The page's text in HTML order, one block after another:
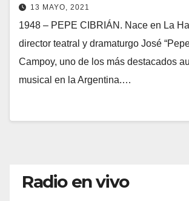
13 MAYO, 2021
1948 – PEPE CIBRIÁN. Nace en La
director teatral y dramaturgo José
Campoy, uno de los más destacados
musical en la Argentina.…
Radio en vivo